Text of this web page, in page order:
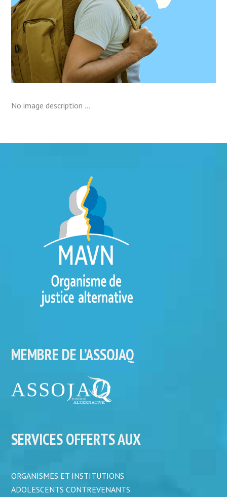
No image description ...
MEMBRE DE L’ASSOJAQ
SERVICES OFFERTS AUX
ORGANISMES ET INSTITUTIONS
ADOLESCENTS CONTREVENANTS